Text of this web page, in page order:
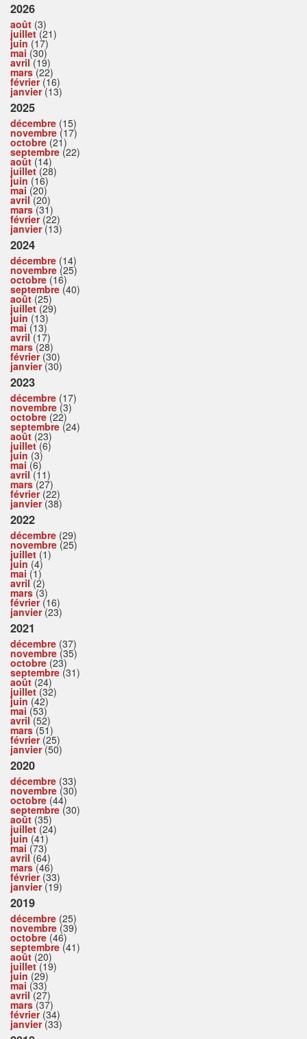
2026
août (3)
juillet(21)
juin (17)
mai (30)
avril(19)
mars(22)
février(16)
janvier(13)
2025
décembre (15)
novembre (17)
octobre (21)
septembre (22)
août (14)
juillet(28)
juin (16)
mai (20)
avril(20)
mars(31)
février(22)
janvier(13)
2024
décembre (14)
novembre (25)
octobre (16)
septembre (40)
août (25)
juillet(29)
juin (13)
mai (13)
avril(17)
mars(28)
février(30)
janvier(30)
2023
décembre (17)
novembre (3)
octobre (22)
septembre (24)
août (23)
juillet(6)
juin (3)
mai (6)
avril(11)
mars(27)
février(22)
janvier(38)
2022
décembre (29)
novembre (25)
juillet (1)
juin (4)
mai (1)
avril(2)
mars(3)
février(16)
janvier(23)
2021
décembre (37)
novembre (35)
octobre (23)
septembre (31)
août (24)
juillet(32)
juin (42)
mai (53)
avril(52)
mars(51)
février(25)
janvier(50)
2020
décembre (33)
novembre (30)
octobre (44)
septembre (30)
août (35)
juillet(24)
juin (41)
mai (73)
avril(64)
mars(46)
février(33)
janvier(19)
2019
décembre (25)
novembre (39)
octobre (46)
septembre (41)
août (20)
juillet(19)
juin (29)
mai (33)
avril(27)
mars(37)
février(34)
janvier(33)